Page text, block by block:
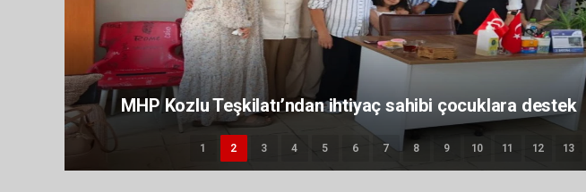
UĞUR TAŞKESER’DEN GÜZEL HABERLER GELİYOR
1 2 3 4 5 6 7 8 9 10 11 12 13